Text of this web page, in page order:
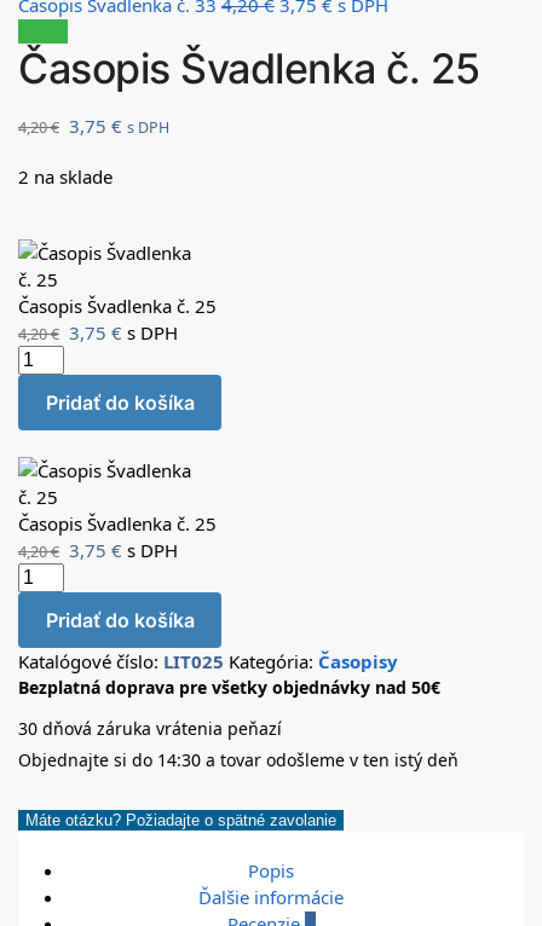
Časopis Švadlenka č. 33 4,20€ 3,75 € s DPH
Časopis Švadlenka č. 25
4,20€ 3,75 € s DPH
2 na sklade
Časopis Švadlenka č. 25
4,20€ 3,75 € s DPH
Pridať do košíka
Časopis Švadlenka č. 25
4,20€ 3,75 € s DPH
Pridať do košíka
Katalógové číslo: LIT025 Kategória: Časopisy
Bezplatná doprava pre všetky objednávky nad 50€
30 dňová záruka vrátenia peňazí
Objednajte si do 14:30 a tovar odošleme v ten istý deň
Máte otázku? Požiadajte o spätné zavolanie
Popis
Ďalšie informácie